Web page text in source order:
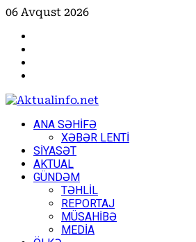
Skip
content
06 Avqust 2026
PrimaryANA SƏHİFƏ
XƏBƏR LENTİ
SİYASƏT
AKTUAL
GÜNDƏM
TƏHLİL
REPORTAJ
MÜSAHİBƏ
MEDİA